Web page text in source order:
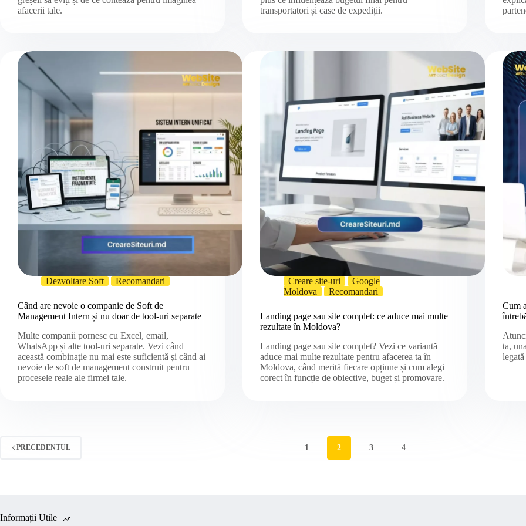
afacerii tale.
transportatori și case de expediții.
Dezvoltare Soft Recomandari
Când are nevoie o companie de Soft de
Management Intern și nu doar de tool-uri separate
Multe companii pornesc cu Excel, email,
WhatsApp și alte tool-uri separate. Vezi când
această combinație nu mai este suficientă și când ai
nevoie de soft de management construit pentru
procesele reale ale firmei tale.
Creare site-uri
Google
Moldova
Recomandari
Landing page sau site complet: ce aduce mai multe
rezultate în Moldova?
Landing page sau site complet? Vezi ce variantă
aduce mai multe rezultate pentru afacerea ta în
Moldova, când merită fiecare opțiune și cum alegi
corect în funcție de obiective, buget și promovare.
Cum
ta,
PRECEDENTUL 1 2 3 4
Informații Utile